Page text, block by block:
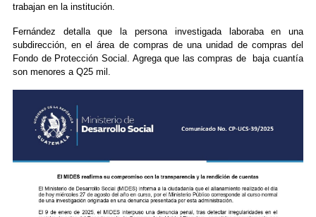
trabajan en la institución.
Fernández detalla que la persona investigada laboraba en una
subdirección, en el área de compras de una unidad de compras del
Fondo de Protección Social. Agrega que las compras de baja cuantía
son menores a Q25 mil.